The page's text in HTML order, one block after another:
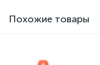
Похожие товары